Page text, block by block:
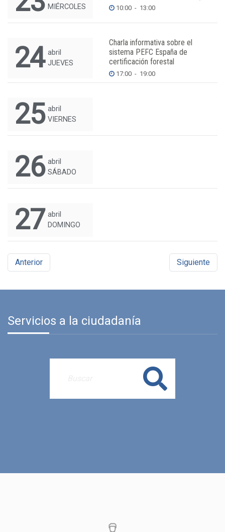
MIÉRCOLES
10:00 - 13:00
24 abril
JUEVES
Charla informativa sobre el
sistema PEFC España de
certificación forestal
17:00 - 19:00
25 abril
VIERNES
26 abril
SÁBADO
27 abril
DOMINGO
Anterior Siguiente
Servicios a la ciudadanía
Buscar